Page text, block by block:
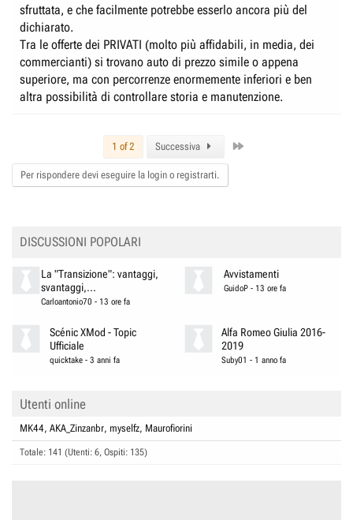
sfruttata, e che facilmente potrebbe esserlo ancora più del
dichiarato.
Tra le offerte dei PRIVATI (molto più affidabili, in media, dei
commercianti) si trovano auto di prezzo simile o appena
superiore, ma con percorrenze enormemente inferiori e ben
altra possibilità di controllare storia e manutenzione.
1 of 2 Successiva
Per rispondere devi eseguire la login o registrarti.
DISCUSSIONI POPOLARI
La "Transizione": vantaggi,
svantaggi,...
Carloantonio70 - 13 ore fa
Avvistamenti
GuidoP - 13 ore fa
Scénic XMod - Topic
Ufficiale
quicktake -3 anni fa
Alfa Romeo Giulia 2016-
2019
Suby01 - 1 anno fa
Utenti online
MK44 AKA_Zinzanbr myselfz Maurofiorini
Totale: 141 (Utenti: 6, Ospiti: 135)